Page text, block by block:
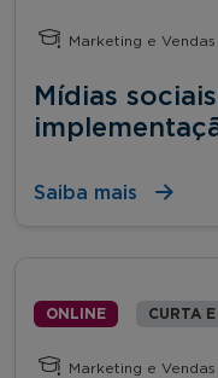
Marketing e Vendas
Mídias
Saiba mais
ONLINE CURTA
Marketing e Vendas